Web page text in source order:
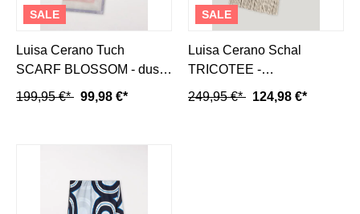
SALE
Luisa Cerano Tuch
SCARF BLOSSOM - dusty
blush/acid yellow/multi
199,95 €* 99,98 €*
SALE
Luisa Cerano Schal
TRICOTEE -
multi/mehrfarbig
249,95 €* 124,98 €*